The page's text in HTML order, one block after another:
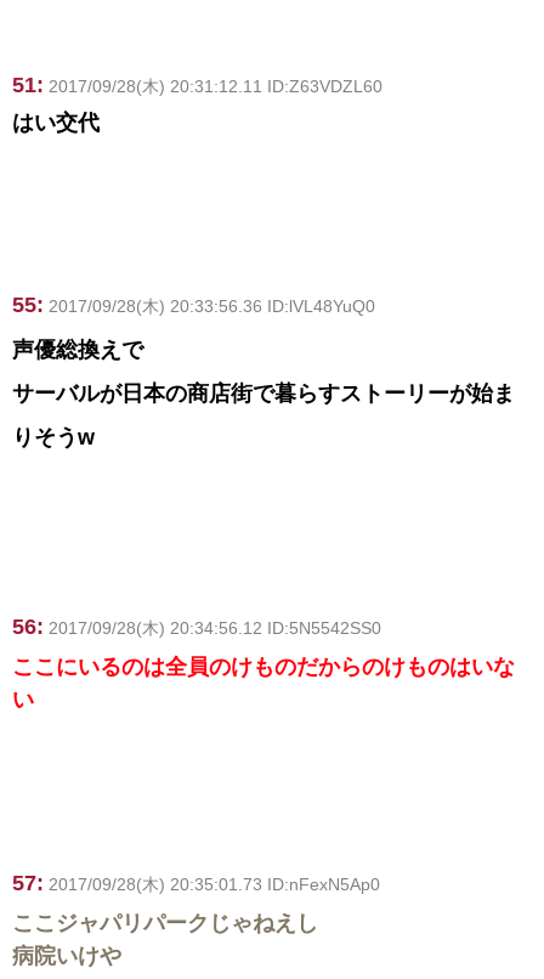
51: 2017/09/28(木) 20:31:12.11 ID:Z63VDZL60
はい交代
55: 2017/09/28(木) 20:33:56.36 ID:lVL48YuQ0
声優総換えで
サーバルが日本の商店街で暮らすストーリーが始ま
りそうw
56: 2017/09/28(木) 20:34:56.12 ID:5N5542SS0
ここにいるのは全員のけものだからのけものはいな
い
57: 2017/09/28(木) 20:35:01.73 ID:nFexN5Ap0
ここジャパリパークじゃねえし
病院いけや